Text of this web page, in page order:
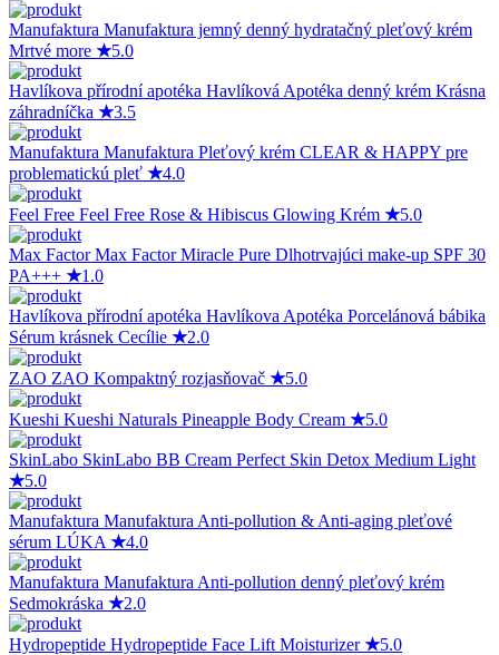
Manufaktura Manufaktura jemný denný hydratačný pleťový krém
Mrtvé more ★5.0
Havlíkova přírodní apotéka Havlíková Apotéka denný krém Krásna
záhradníčka ★3.5
Manufaktura Manufaktura Pleťový krém CLEAR & HAPPY pre
problematickú pleť ★4.0
Feel Free Feel Free Rose & Hibiscus Glowing Krém ★5.0
Max FactorMax Factor Miracle Pure Dlhotrvajúci make-up SPF 30
PA+++ ★1.0
Havlíkova přírodní apotéka Havlíkova Apotéka Porcelánová bábika
Sérum krásnek Cecílie ★2.0
ZAO ZAO Kompaktný rozjasňovač ★5.0
Kueshi Kueshi Naturals Pineapple Body Cream ★5.0
SkinLabo SkinLabo BB Cream Perfect Skin Detox Medium Light
★5.0
Manufaktura Manufaktura Anti-pollution & Anti-aging pleťové
sérum LÚKA ★4.0
Manufaktura Manufaktura Anti-pollution denný pleťový krém
Sedmokráska ★2.0
Hydropeptide Hydropeptide Face Lift Moisturizer★5.0